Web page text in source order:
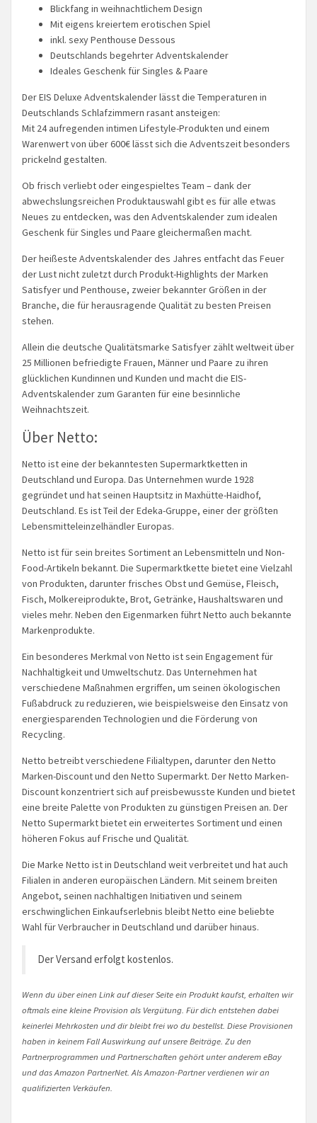
Blickfang in weihnachtlichem Design
Mit eigens kreiertem erotischen Spiel
inkl. sexy Penthouse Dessous
Deutschlands begehrter Adventskalender
Ideales Geschenk für Singles & Paare
Der EIS Deluxe Adventskalender lässt die Temperaturen in
Deutschlands Schlafzimmern rasant ansteigen:
Mit 24 aufregenden intimen Lifestyle-Produkten und einem
Warenwert von über 600€ lässt sich die Adventszeit besonders
prickelnd gestalten.
Ob frisch verliebt oder eingespieltes Team – dank der
abwechslungsreichen Produktauswahl gibt es für alle etwas
Neues zu entdecken, was den Adventskalender zum idealen
Geschenk für Singles und Paare gleichermaßen macht.
Der heißeste Adventskalender des Jahres entfacht das Feuer
der Lust nicht zuletzt durch Produkt-Highlights der Marken
Satisfyer und Penthouse, zweier bekannter Größen in der
Branche, die für herausragende Qualität zu besten Preisen
stehen.
Allein die deutsche Qualitätsmarke Satisfyer zählt weltweit über
25 Millionen befriedigte Frauen, Männer und Paare zu ihren
glücklichen Kundinnen und Kunden und macht die EIS-
Adventskalender zum Garanten für eine besinnliche
Weihnachtszeit.
Über Netto:
Netto ist eine der bekanntesten Supermarktketten in
Deutschland und Europa. Das Unternehmen wurde 1928
gegründet und hat seinen Hauptsitz in Maxhütte-Haidhof,
Deutschland. Es ist Teil der Edeka-Gruppe, einer der größten
Lebensmitteleinzelhändler Europas.
Netto ist für sein breites Sortiment an Lebensmitteln und Non-
Food-Artikeln bekannt. Die Supermarktkette bietet eine Vielzahl
von Produkten, darunter frisches Obst und Gemüse, Fleisch,
Fisch, Molkereiprodukte, Brot, Getränke, Haushaltswaren und
vieles mehr. Neben den Eigenmarken führt Netto auch bekannte
Markenprodukte.
Ein besonderes Merkmal von Netto ist sein Engagement für
Nachhaltigkeit und Umweltschutz. Das Unternehmen hat
verschiedene Maßnahmen ergriffen, um seinen ökologischen
Fußabdruck zu reduzieren, wie beispielsweise den Einsatz von
energiesparenden Technologien und die Förderung von
Recycling.
Netto betreibt verschiedene Filialtypen, darunter den Netto
Marken-Discount und den Netto Supermarkt. Der Netto Marken-
Discount konzentriert sich auf preisbewusste Kunden und bietet
eine breite Palette von Produkten zu günstigen Preisen an. Der
Netto Supermarkt bietet ein erweitertes Sortiment und einen
höheren Fokus auf Frische und Qualität.
Die Marke Netto ist in Deutschland weit verbreitet und hat auch
Filialen in anderen europäischen Ländern. Mit seinem breiten
Angebot, seinen nachhaltigen Initiativen und seinem
erschwinglichen Einkaufserlebnis bleibt Netto eine beliebte
Wahl für Verbraucher in Deutschland und darüber hinaus.
Der Versand erfolgt kostenlos.
Wenn du über einen Link auf dieser Seite ein Produkt kaufst, erhalten wir
oftmals eine kleine Provision als Vergütung. Für dich entstehen dabei
keinerlei Mehrkosten und dir bleibt frei wo du bestellst. Diese Provisionen
haben in keinem Fall Auswirkung auf unsere Beiträge. Zu den
Partnerprogrammen und Partnerschaften gehört unter anderem eBay
und das Amazon PartnerNet. Als Amazon-Partner verdienen wir an
qualifizierten Verkäufen.